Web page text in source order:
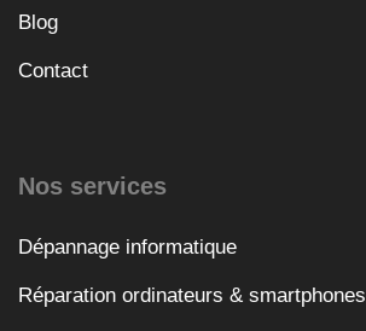
Blog
Contact
Nos services
Dépannage informatique
Réparation ordinateurs & smartphones